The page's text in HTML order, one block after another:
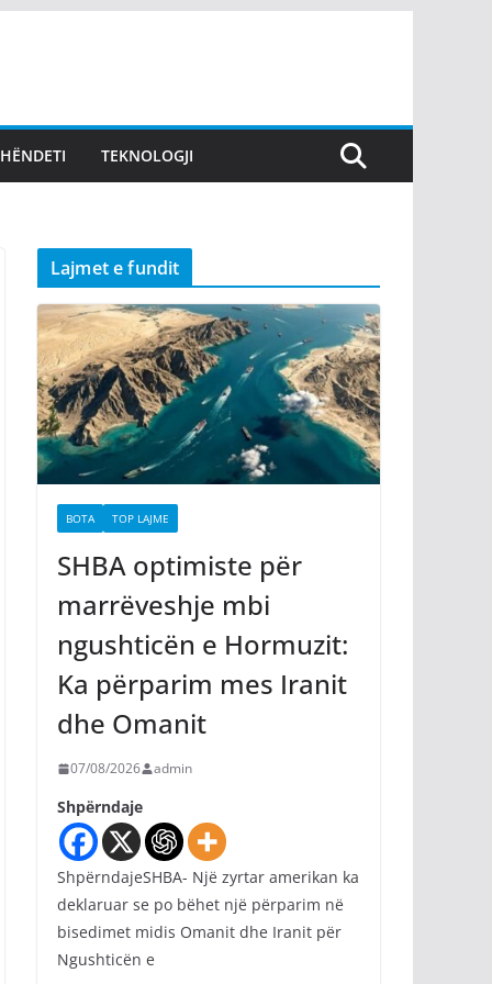
TEKNOLOGJI
Lajmet e fundit
BOTA TOP LAJME
SHBA optimiste për
marrëveshje mbi
ngushticën e Hormuzit:
Ka përparim mes Iranit
dhe Omanit
07/08/2026 admin
Shpërndaje
ShpërndajeSHBA- Një zyrtar amerikan ka
deklaruar se po bëhet një përparim në
bisedimet midis Omanit dhe Iranit për
Ngushticën e